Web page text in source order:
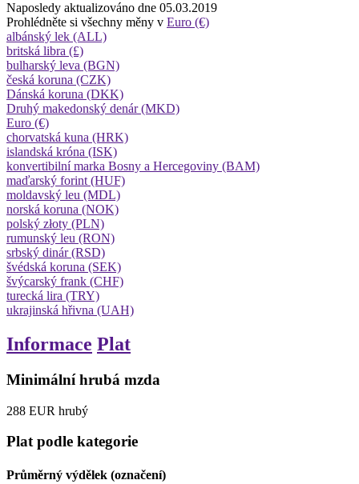
Naposledy aktualizováno dne 05.03.2019
Prohlédněte si všechny měny v Euro (€)
albánský lek (ALL)
britská libra (£)
bulharský leva (BGN)
česká koruna (CZK)
Dánská koruna (DKK)
Druhý makedonský denár (MKD)
Euro (€)
chorvatská kuna (HRK)
islandská króna (ISK)
konvertibilní marka Bosny a Hercegoviny (BAM)
maďarský forint (HUF)
moldavský leu (MDL)
norská koruna (NOK)
polský złoty (PLN)
rumunský leu (RON)
srbský dinár (RSD)
švédská koruna (SEK)
švýcarský frank (CHF)
turecká lira (TRY)
ukrajinská hřivna (UAH)
Informace Plat
Minimální hrubá mzda
288 EUR hrubý
Plat podle kategorie
Průměrný výdělek (označení)